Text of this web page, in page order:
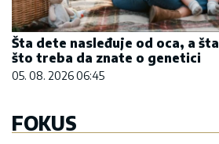
Šta dete nasleđuje od oca, a
što treba da znate o genetici
05. 08. 2026 06:45
FOKUS